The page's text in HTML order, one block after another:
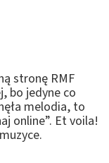
stronę RMF
bo jedyne co
melodia, to
online”. Et voila!